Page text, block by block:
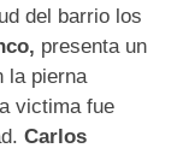
del barrio los
presenta un
la pierna
victima fue
Carlos